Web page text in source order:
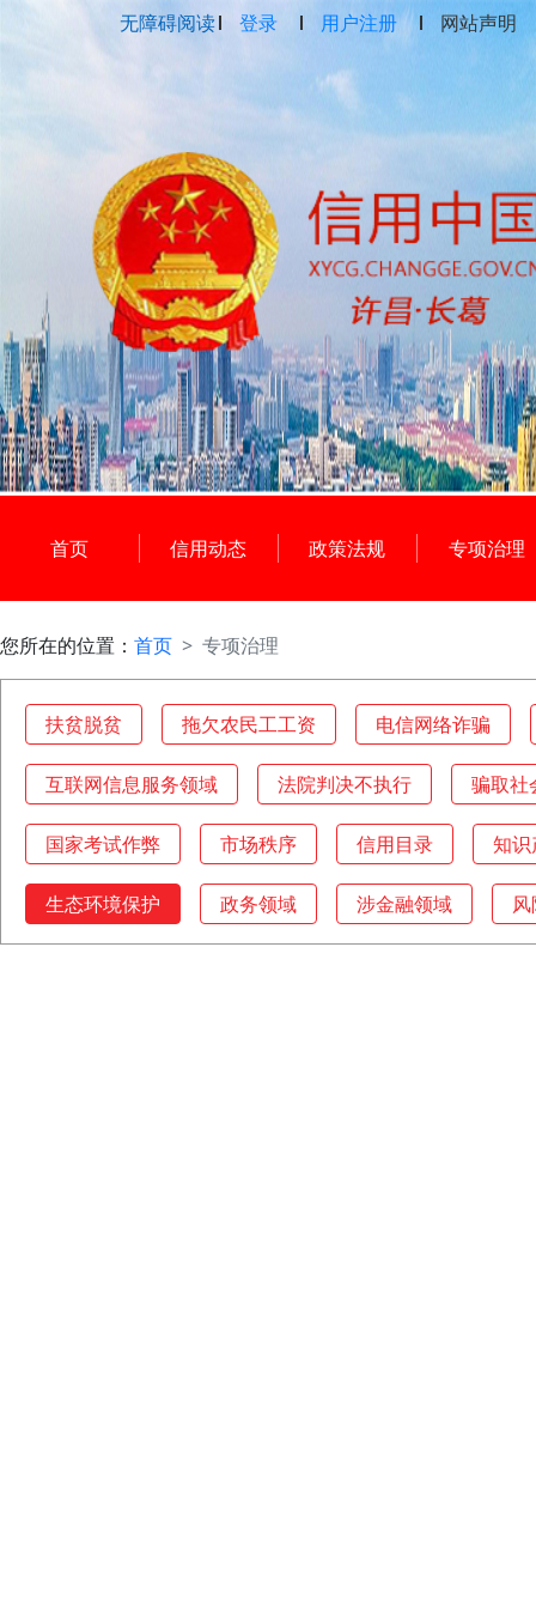
无障碍阅读 登录 用户注册 网站声明
首页 信用动态 政策法规 专项治理
您所在的位置： 首页 专项治理
扶贫脱贫 拖欠农民工工资 电信网络诈骗
互联网信息服务领域 法院判决不执行 骗取社
国家考试作弊 市场秩序 信用目录 知
生态环境保护 政务领域 涉金融领域